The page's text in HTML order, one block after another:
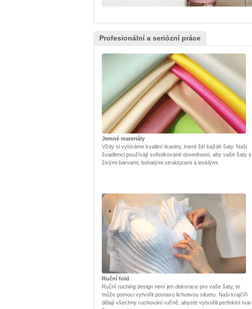
Profesionální a seriózní práce
Jemné materiály
Vždy si vybíráme kvalitní tkaniny, které šití každé šaty. Naši
švadlenci používají sofistikované dovednosti, aby vaše šaty s
živými barvami, bohatými strukturami a lesklými.
Ruční fold
Ruční ruching design není jen dekorace pro vaše šaty, to
může pomoci vytvořit postavu lichotivou siluetu. Naši krajčíři
dělají všechny ruchování ručně, abyste vytvořili perfektní tvar